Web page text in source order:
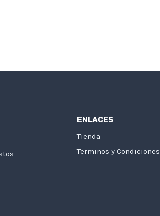
ENLACES
Tienda
Terminos y Condiciones